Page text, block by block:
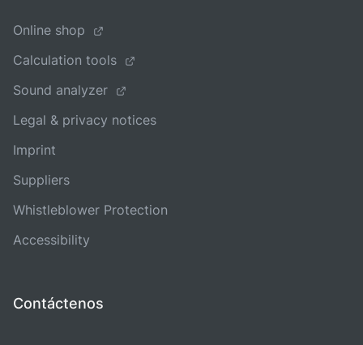
Online shop
Calculation tools
Sound analyzer
Legal & privacy notices
Imprint
Suppliers
Whistleblower Protection
Accessibility
Contáctenos